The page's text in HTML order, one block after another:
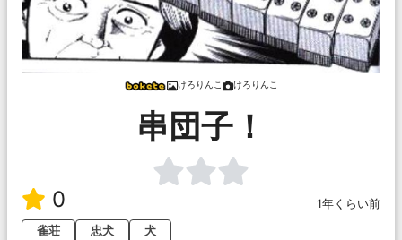
けろりんこ けろりんこ
串団子！
0
1年くらい前
雀荘
忠犬 犬